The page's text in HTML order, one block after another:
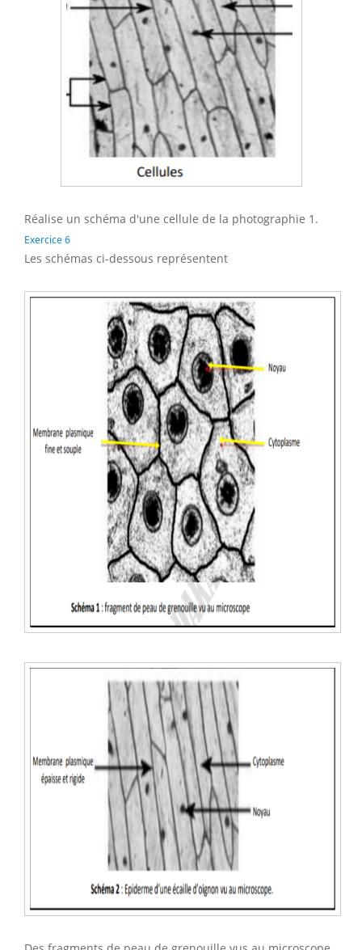
Réalise un schéma d'une cellule de la photographie 1.
Exercice 6
Les schémas ci-dessous représentent